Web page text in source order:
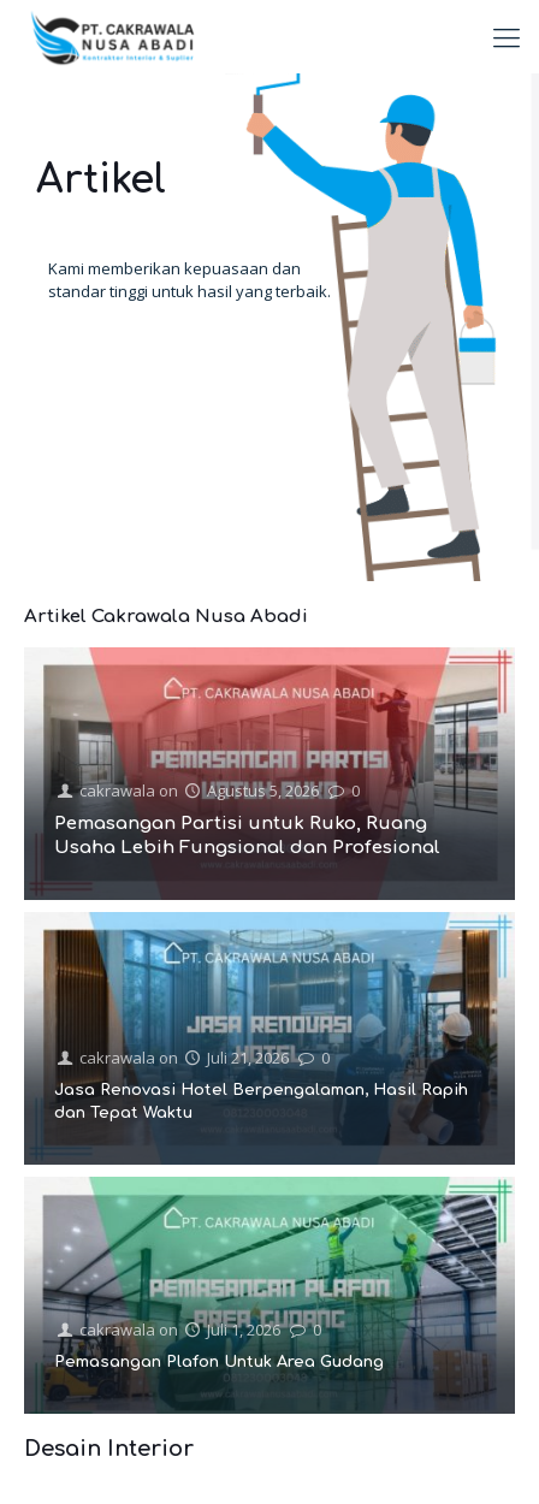
Artikel
Kami memberikan kepuasaan dan
standar tinggi untuk hasil yang terbaik.
Artikel Cakrawala Nusa Abadi
cakrawala on Agustus 5, 2026 0
Pemasangan Partisi untuk Ruko, Ruang
Usaha Lebih Fungsional dan Profesional
cakrawalaon Juli 21, 2026 0
Jasa Renovasi Hotel Berpengalaman, Hasil Rapih
dan Tepat Waktu
cakrawala on Juli 1, 2026 0
Pemasangan Plafon Untuk Area Gudang
Desain Interior